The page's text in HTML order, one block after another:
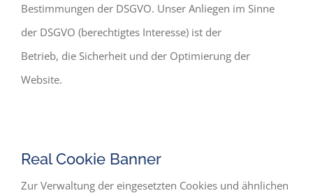
Bestimmungen der DSGVO. Unser Anliegen im Sinne
der DSGVO (berechtigtes Interesse) ist der
Betrieb, die Sicherheit und der Optimierung der
Website.
Real Cookie Banner
Zur Verwaltung der eingesetzten Cookies und ähnlichen